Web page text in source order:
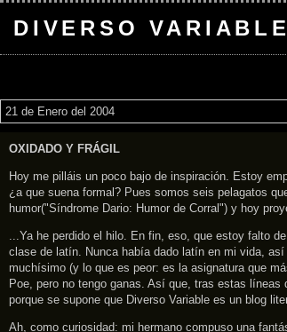
DIVERSO VARIABLE
21 de Enero del 2004
OXIDADO Y FRÁGIL
Hoy me pilláis un poco bajo de inspiración. Estoy
¿a que suena formal? Pues somos seis pelagatos
humor("Síndrome Dario: Humor de Corral") y hoy
...Ya he perdido el hilo. En fin, eso, que estoy falto
clase de latín. Nunca había dado latín en mi vida,
muchísimo (y lo que es peor: es la asignatura que
Poe, pero no tengo ganas. Así que, tras estas
porque se supone que Diverso Variable es un blog
Ah, como curiosidad: mi hermano compuso una